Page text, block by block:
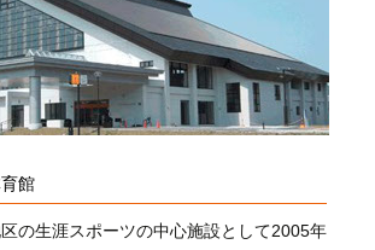
館
の生涯スポーツの中心施設として2005年